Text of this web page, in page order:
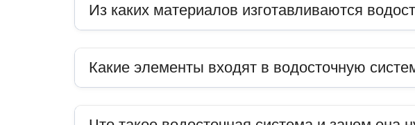
Из каких материалов изготавливаются
Какие элементы входят в водосточную